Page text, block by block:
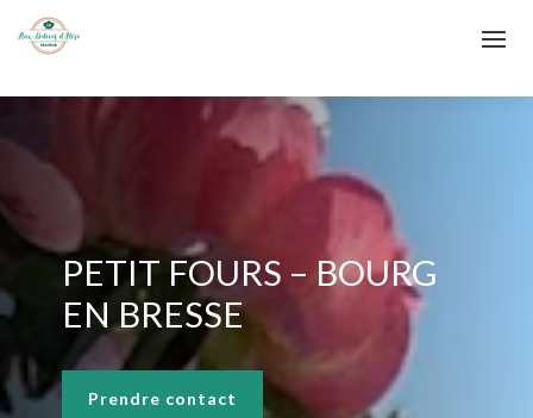
PETIT FOURS – BOURG
EN BRESSE
Prendre contact